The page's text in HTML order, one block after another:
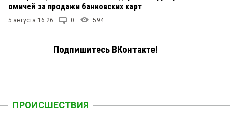
омичей за продажи банковских карт
5 августа 16:26 0 594
Подпишитесь ВКонтакте!
ПРОИСШЕСТВИЯ